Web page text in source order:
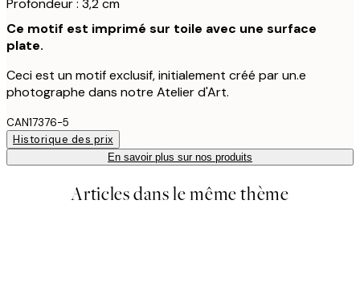
Profondeur : 3,2 cm
Ce motif est imprimé sur toile avec une surface
plate.
Ceci est un motif exclusif, initialement créé par un.e
photographe dans notre Atelier d'Art.
CAN17376-5
Historique des prix
En savoir plus sur nos produits
Articles dans le même thème